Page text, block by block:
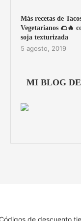
Más recetas de
Vegetarianos 🌮🔥
soja texturizada
5 agosto, 2019
MI BLOG
Códigos de descuento